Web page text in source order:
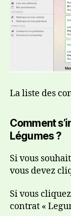
La liste des
Comment
Légumes ?
Si vous
vous devez
Si vous
contrat «